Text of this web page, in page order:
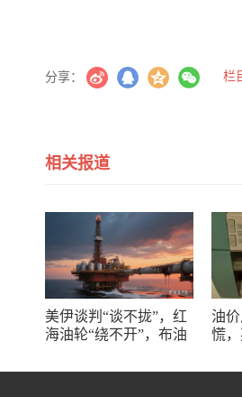
分享： 栏
相关报道
美伊谈判“谈不拢”，红
海油轮“绕不开”，布油
从？
油
慌